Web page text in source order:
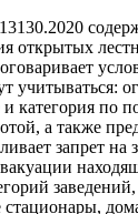
открытых
учитываться:
и категория по
а также
запрет на